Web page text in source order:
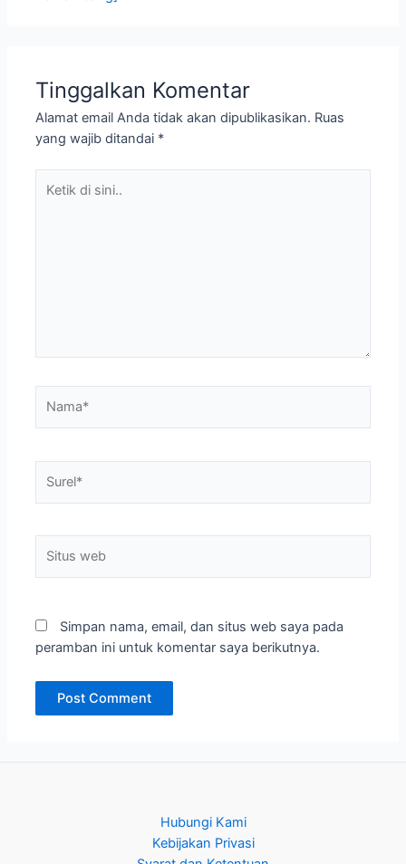
Tinggalkan Komentar
Alamat email Anda tidak akan dipublikasikan. Ruas
yang wajib ditandai *
web
Simpan nama, email, dan situs web saya pada
peramban ini untuk komentar saya berikutnya.
Hubungi Kami
Kebijakan Privasi